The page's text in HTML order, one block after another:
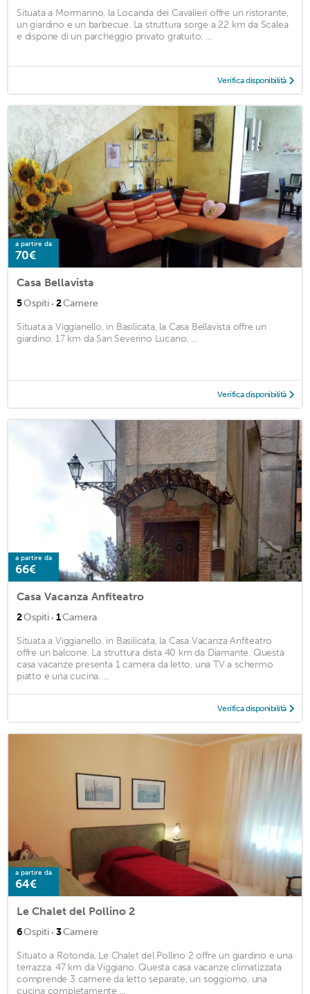
Situata a Mormanno, la Locanda dei Cavalieri offre un ristorante,
un giardino e un barbecue. La struttura sorge a 22 km da Scalea
e dispone di un parcheggio privato gratuito. ...
Verifica disponibilità
a partire da
70€
Casa Bellavista
5Ospiti · 2Camere
Situata a Viggianello, in Basilicata, la Casa Bellavista offre un
giardino. 17 km da San Severino Lucano. ...
Verifica disponibilità
a partire da
66€
Casa Vacanza Anfiteatro
2Ospiti · 1Camera
Situata a Viggianello, in Basilicata, la Casa Vacanza Anfiteatro
offre un balcone. La struttura dista 40 km da Diamante. Questa
casa vacanze presenta 1 camera da letto, una TV a schermo
piatto e una cucina. ...
Verifica disponibilità
a partire da
64€
Le Chalet del Pollino 2
6Ospiti · 3Camere
Situato a Rotonda, Le Chalet del Pollino 2 offre un giardino e una
terrazza. 47 km da Viggiano. Questa casa vacanze climatizzata
comprende 3 camere da letto separate, un soggiorno, una
cucina completamente ...